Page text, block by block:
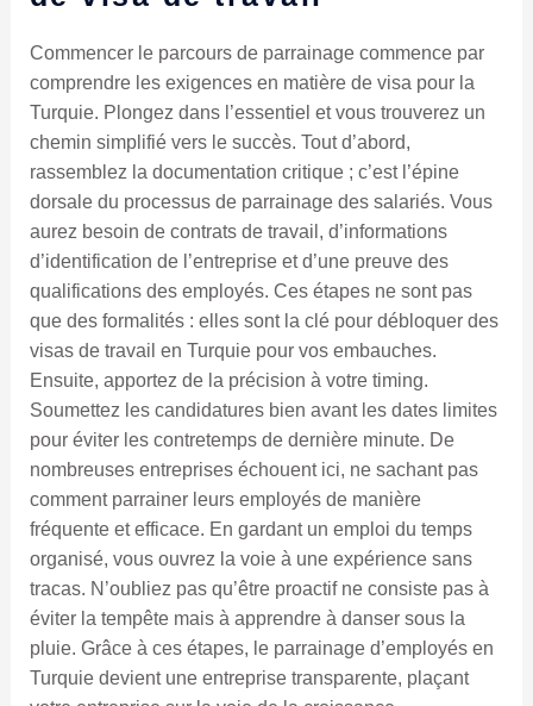
Commencer le parcours de parrainage commence par
comprendre les exigences en matière de visa pour la
Turquie. Plongez dans l’essentiel et vous trouverez un
chemin simplifié vers le succès. Tout d’abord,
rassemblez la documentation critique ; c’est l’épine
dorsale du processus de parrainage des salariés. Vous
aurez besoin de contrats de travail, d’informations
d’identification de l’entreprise et d’une preuve des
qualifications des employés. Ces étapes ne sont pas
que des formalités : elles sont la clé pour débloquer des
visas de travail en Turquie pour vos embauches.
Ensuite, apportez de la précision à votre timing.
Soumettez les candidatures bien avant les dates limites
pour éviter les contretemps de dernière minute. De
nombreuses entreprises échouent ici, ne sachant pas
comment parrainer leurs employés de manière
fréquente et efficace. En gardant un emploi du temps
organisé, vous ouvrez la voie à une expérience sans
tracas. N’oubliez pas qu’être proactif ne consiste pas à
éviter la tempête mais à apprendre à danser sous la
pluie. Grâce à ces étapes, le parrainage d’employés en
Turquie devient une entreprise transparente, plaçant